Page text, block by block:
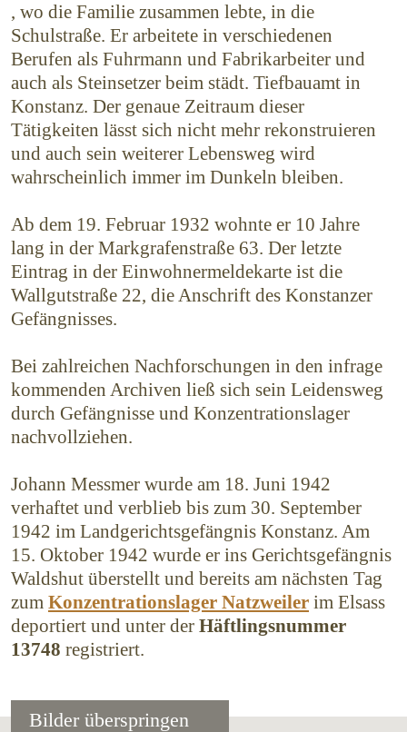
, wo die Familie zusammen lebte, in die
Schulstraße. Er arbeitete in verschiedenen
Berufen als Fuhrmann und Fabrikarbeiter und
auch als Steinsetzer beim städt. Tiefbauamt in
Konstanz. Der genaue Zeitraum dieser
Tätigkeiten lässt sich nicht mehr rekonstruieren
und auch sein weiterer Lebensweg wird
wahrscheinlich immer im Dunkeln bleiben.
Ab dem 19. Februar 1932 wohnte er 10 Jahre
lang in der Markgrafenstraße 63. Der letzte
Eintrag in der Einwohnermeldekarte ist die
Wallgutstraße 22, die Anschrift des Konstanzer
Gefängnisses.
Bei zahlreichen Nachforschungen in den infrage
kommenden Archiven ließ sich sein Leidensweg
durch Gefängnisse und Konzentrationslager
nachvoll­ziehen.
Johann Messmer wurde am 18. Juni 1942
verhaftet und verblieb bis zum 30. September
1942 im Landgerichts­gefängnis Konstanz. Am
15. Oktober 1942 wurde er ins Gerichtsgefängnis
Waldshut überstellt und bereits am nächsten Tag
zum Konzentrationslager Natzweiler im Elsass
deportiert und unter der Häftlings­nummer
13748 registriert.
Bilder überspringen